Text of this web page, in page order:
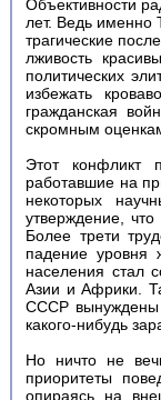
Объективности
лет. Ведь именно
трагические
лживость
политических
избежать
гражданская
скромным
Этот конфликт
работавшие на
некоторых
утверждение,
Более трети
падение уровня
населения стал
Азии и Африки.
СССР вынуждены
какого-нибудь
Но ничто не
приоритеты
опираясь на